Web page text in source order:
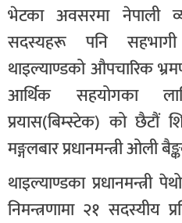
भेटका अवसरमा नेपाली
सदस्यहरू पनि
थाइल्याण्डको औपचारिक
आर्थिक सहयोगका
प्रयास(बिम्स्टेक) को छैटौं
मङ्गलबार प्रधानमन्त्री ओली
थाइल्याण्डका प्रधानमन्त्री
निमन्त्रणामा २१ सदस्यीय